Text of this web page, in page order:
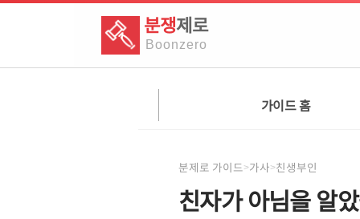
분쟁제로
Boonzero
가이드 홈
분제로 가이드>가사>친생부인
친자가 아님을 알